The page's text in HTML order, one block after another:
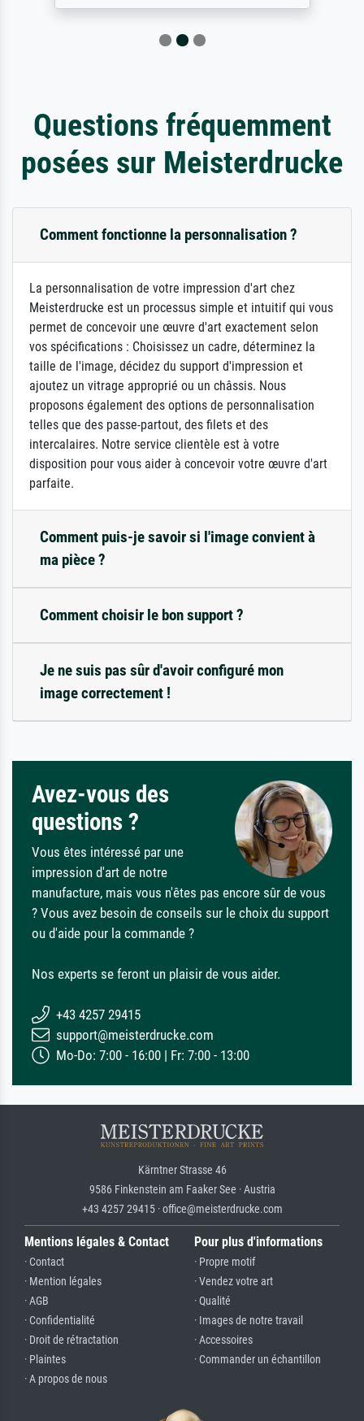
Questions fréquemment
posées sur Meisterdrucke
Comment fonctionne la personnalisation ?
La personnalisation de votre impression d'art chez
Meisterdrucke est un processus simple et intuitif qui vous
permet de concevoir une œuvre d'art exactement selon
vos spécifications : Choisissez un cadre, déterminez la
taille de l'image, décidez du support d'impression et
ajoutez un vitrage approprié ou un châssis. Nous
proposons également des options de personnalisation
telles que des passe-partout, des filets et des
intercalaires. Notre service clientèle est à votre
disposition pour vous aider à concevoir votre œuvre d'art
parfaite.
Comment puis-je savoir si l'image convient à
ma pièce ?
Comment choisir le bon support ?
Je ne suis pas sûr d'avoir configuré mon
image correctement !
Avez-vous des
questions ?
Vous êtes intéressé par une
impression d'art de notre
manufacture, mais vous n'êtes pas encore sûr de vous
? Vous avez besoin de conseils sur le choix du support
ou d'aide pour la commande ?
Nos experts se feront un plaisir de vous aider.
+43 4257 29415
support@meisterdrucke.com
Mo-Do: 7:00 - 16:00 | Fr: 7:00 - 13:00
Kärntner Strasse 46
9586 Finkenstein am Faaker See · Austria
+43 4257 29415 · office@meisterdrucke.com
Mentions légales & Contact
· Contact
· Mention légales
· AGB
· Confidentialité
· Droit de rétractation
· Plaintes
· A propos de nous
Pour plus d'informations
· Propre motif
· Vendez votre art
· Qualité
· Images de notre travail
· Accessoires
· Commander un échantillon